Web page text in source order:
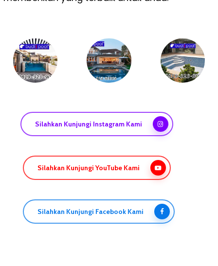
Silahkan Kunjungi Instagram Kami
Silahkan Kunjungi YouTube Kami
Silahkan Kunjungi Facebook Kami